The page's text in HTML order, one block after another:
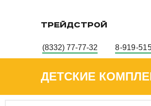
ТРЕЙДСТРОЙ
(8332) 77-77-32 8-919-
ДЕТСКИЕ